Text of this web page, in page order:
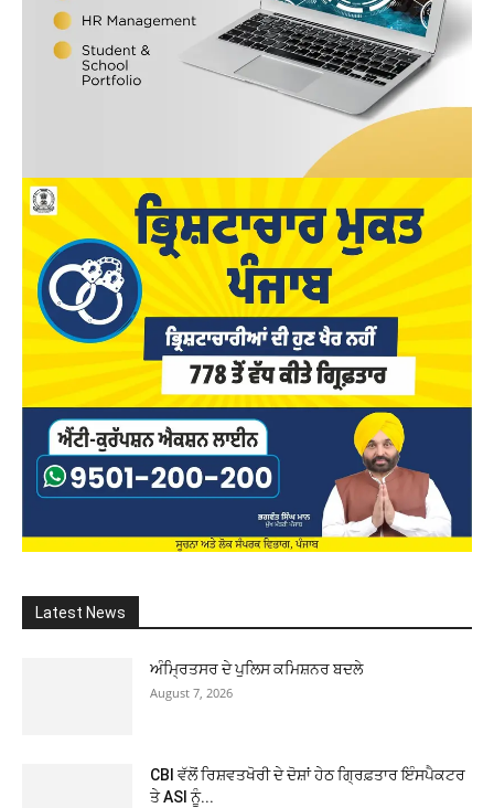
Latest News
ਅੰਮ੍ਰਿਤਸਰ ਦੇ ਪੁਲਿਸ ਕਮਿਸ਼ਨਰ ਬਦਲੇ
August 7, 2026
CBI ਵੱਲੋਂ ਰਿਸ਼ਵਤਖੋਰੀ ਦੇ ਦੋਸ਼ਾਂ ਹੇਠ ਗ੍ਰਿਫ਼ਤਾਰ ਇੰਸਪੈਕਟਰ
ਤੇ ASI ਨੂੰ...